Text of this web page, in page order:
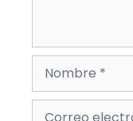
Nombre
Correo